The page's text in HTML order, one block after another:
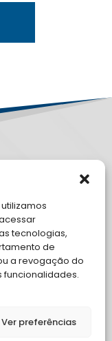
tecnologias,
de
a revogação do
Ver preferências